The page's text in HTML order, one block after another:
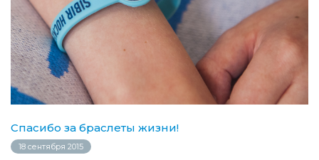
Спасибо за браслеты жизни!
18 сентября 2015